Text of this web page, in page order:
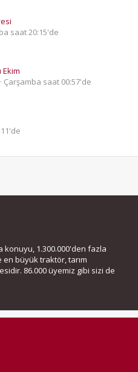
saat 20:15'de
Çarşamba saat 00:57'de
konuyu, 1.300.000'den fazla
en büyük traktör, tarım
86.000 üyemiz gibi sizi de